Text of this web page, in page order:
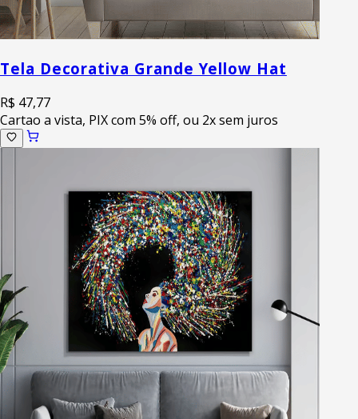
Tela Decorativa Grande Yellow Hat
R$ 47,77
Cartao a vista, PIX com 5% off, ou 2x sem juros